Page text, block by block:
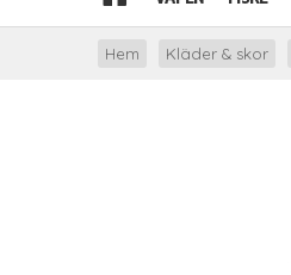
Hem Kläder & skor